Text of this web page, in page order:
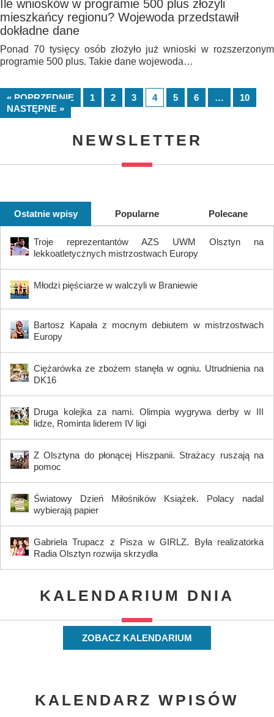
Ile wniosków w programie 500 plus złożyli
mieszkańcy regionu? Wojewoda przedstawił
dokładne dane
Ponad 70 tysięcy osób złożyło już wnioski w rozszerzonym
programie 500 plus. Takie dane wojewoda…
« POPRZEDNIE 1 2 3 4 5 6 …
10
NASTĘPNE »
NEWSLETTER
Ostatnie wpisy Popularne Polecane
Troje reprezentantów AZS UWM Olsztyn na
lekkoatletycznych mistrzostwach Europy
Młodzi pięściarze w walczyli w Braniewie
Bartosz Kapała z mocnym debiutem w mistrzostwach
Europy
Ciężarówka ze zbożem stanęła w ogniu. Utrudnienia na
DK16
Druga kolejka za nami. Olimpia wygrywa derby w III
lidze, Rominta liderem IV ligi
Z Olsztyna do płonącej Hiszpanii. Strażacy ruszają na
pomoc
Światowy Dzień Miłośników Książek. Polacy nadal
wybierają papier
Gabriela Trupacz z Pisza w GIRLZ. Była realizatorka
Radia Olsztyn rozwija skrzydła
KALENDARIUM DNIA
ZOBACZ KALENDARIUM
KALENDARZ WPISÓW